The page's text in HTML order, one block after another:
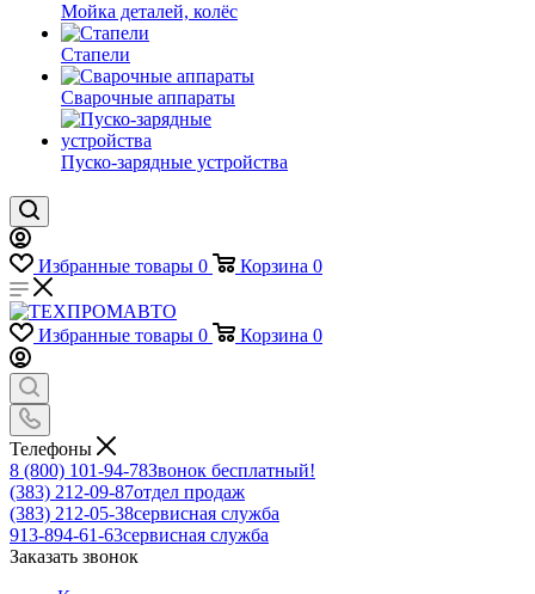
Мойка деталей, колёс
Стапели
Сварочные аппараты
Пуско-зарядные устройства
Избранные товары 0 Корзина 0
Избранные товары 0 Корзина 0
Телефоны
8 (800) 101-94-78Звонок бесплатный!
(383) 212-09-87отдел продаж
(383) 212-05-38сервисная служба
913-894-61-63сервисная служба
Заказать звонок